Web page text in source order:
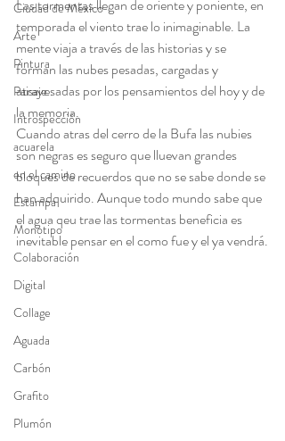
Ciudad de México
Arte
Pintura
Paisaje
Introspección
acuarela
en el camino
Estampa
Monotipo
Colaboración
Digital
Collage
Aguada
Carbón
Grafito
Plumón
Las tormentas llegan de oriente y poniente, en
temporada el viento trae lo inimaginable. La
mente viaja a través de las historias y se
forman las nubes pesadas, cargadas y
atravesadas por los pensamientos del hoy y de
la memoria.
Cuando atras del cerro de la Bufa las nubies
son negras es seguro que lluevan grandes
bloques de recuerdos que no se sabe donde se
han adquirido. Aunque todo mundo sabe que
el agua qeu trae las tormentas beneficia es
inevitable pensar en el como fue y el ya vendrá.